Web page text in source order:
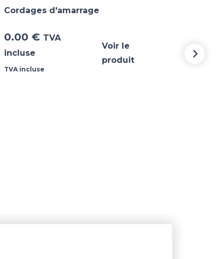
Cordages d'amarrage
0.00 € TVA
incluse
TVA incluse
Voir le
produit